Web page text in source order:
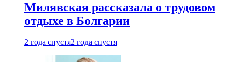
Милявская рассказала о трудовом
отдыхе в Болгарии
2 года спустя2 года спустя